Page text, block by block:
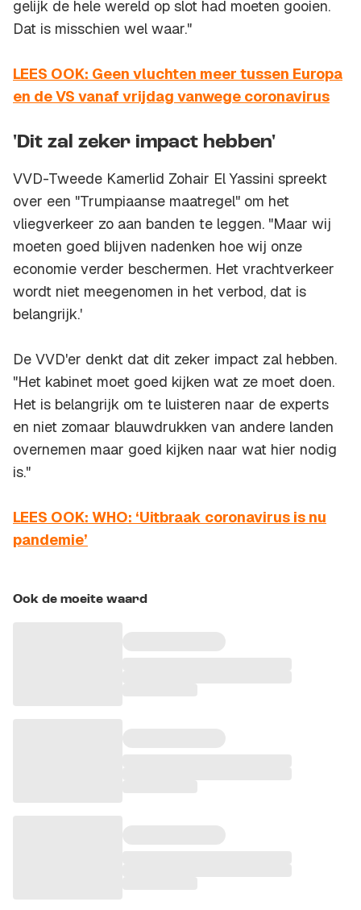
gelijk de hele wereld op slot had moeten gooien.
Dat is misschien wel waar."
LEES OOK: Geen vluchten meer tussen Europa
en de VS vanaf vrijdag vanwege coronavirus
'Dit zal zeker impact hebben'
VVD-Tweede Kamerlid Zohair El Yassini spreekt
over een "Trumpiaanse maatregel" om het
vliegverkeer zo aan banden te leggen. "Maar wij
moeten goed blijven nadenken hoe wij onze
economie verder beschermen. Het vrachtverkeer
wordt niet meegenomen in het verbod, dat is
belangrijk.'
De VVD'er denkt dat dit zeker impact zal hebben.
"Het kabinet moet goed kijken wat ze moet doen.
Het is belangrijk om te luisteren naar de experts
en niet zomaar blauwdrukken van andere landen
overnemen maar goed kijken naar wat hier nodig
is."
LEES OOK: WHO: ‘Uitbraak coronavirus is nu
pandemie’
Ook de moeite waard